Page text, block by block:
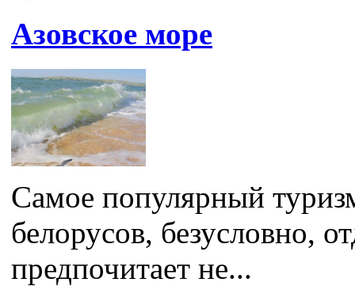
Азовское море
Самое популярный
белорусов, безусловно,
предпочитает не...